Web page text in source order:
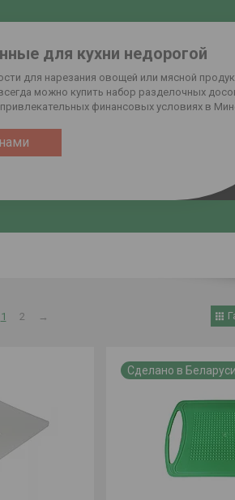
для кухни недорогой
для нарезания овощей или мясной
можно купить набор разделочных
финансовых условиях в
1 2 →
Сделано в Беларуси